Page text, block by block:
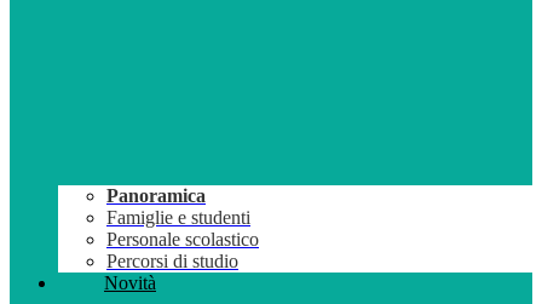
Panoramica
Famiglie e studenti
Personale scolastico
Percorsi di studio
Novità